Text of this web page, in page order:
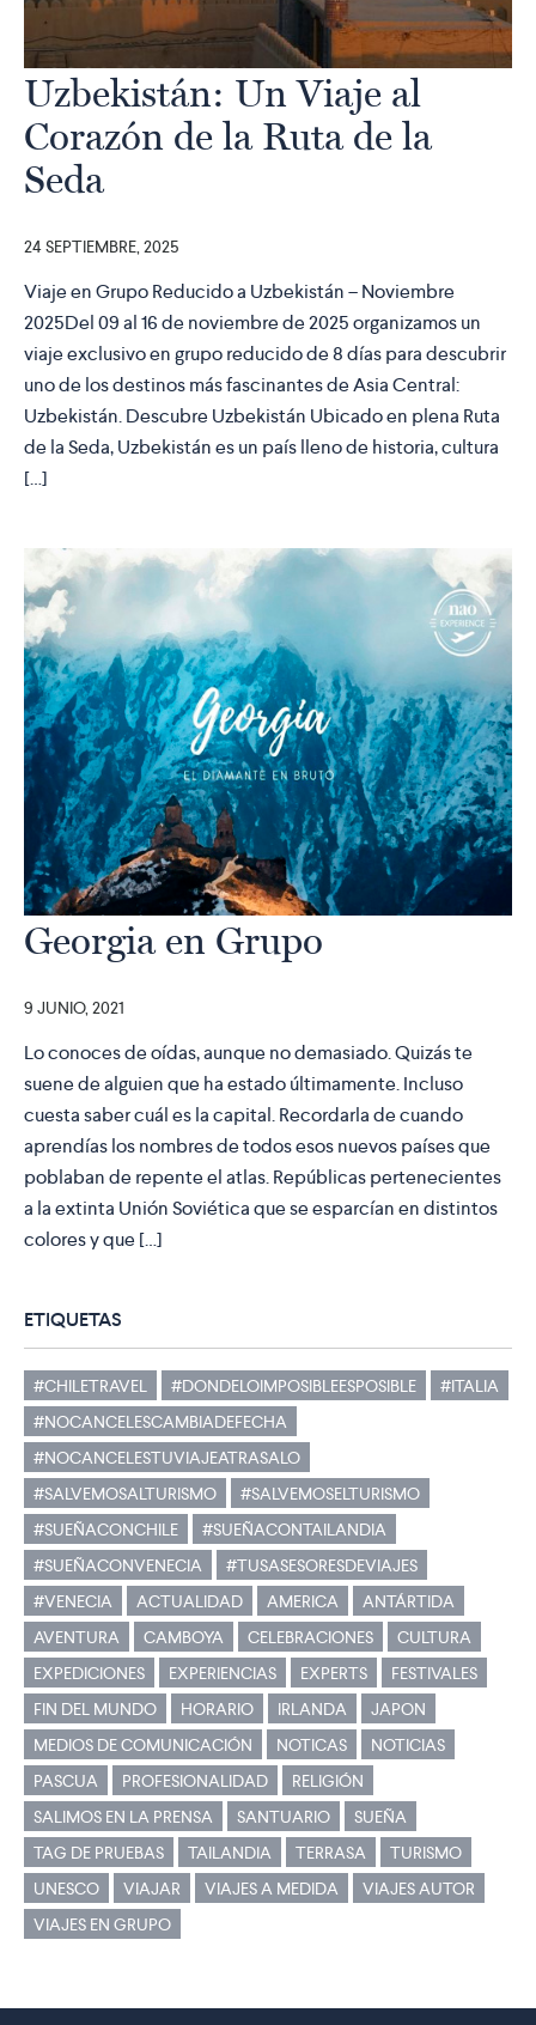
Uzbekistán: Un Viaje al
Corazón de la Ruta de la
Seda
24 SEPTIEMBRE, 2025
Viaje en Grupo Reducido a Uzbekistán – Noviembre
2025Del 09 al 16 de noviembre de 2025 organizamos un
viaje exclusivo en grupo reducido de 8 días para descubrir
uno de los destinos más fascinantes de Asia Central:
Uzbekistán. Descubre Uzbekistán Ubicado en plena Ruta
de la Seda, Uzbekistán es un país lleno de historia, cultura
[…]
Georgia en Grupo
9 JUNIO, 2021
Lo conoces de oídas, aunque no demasiado. Quizás te
suene de alguien que ha estado últimamente. Incluso
cuesta saber cuál es la capital. Recordarla de cuando
aprendías los nombres de todos esos nuevos países que
poblaban de repente el atlas. Repúblicas pertenecientes
a la extinta Unión Soviética que se esparcían en distintos
colores y que […]
ETIQUETAS
#CHILETRAVEL #DONDELOIMPOSIBLEESPOSIBLE
#ITALIA
#NOCANCELESCAMBIADEFECHA
#NOCANCELESTUVIAJEATRASALO
#SALVEMOSALTURISMO
#SALVEMOSELTURISMO
#SUEÑACONCHILE
#SUEÑACONTAILANDIA
#SUEÑACONVENECIA
#TUSASESORESDEVIAJES
#VENECIA
ACTUALIDAD AMERICA
ANTÁRTIDA
AVENTURA
CAMBOYA CELEBRACIONES
CULTURA
EXPEDICIONES
EXPERIENCIAS EXPERTS
FESTIVALES
FIN DEL MUNDO
HORARIO IRLANDA
JAPON
MEDIOS DE COMUNICACIÓN
NOTICAS
NOTICIAS
PASCUA
PROFESIONALIDAD
RELIGIÓN
SALIMOS EN LA PRENSA
SANTUARIO
SUEÑA
TAG DE PRUEBAS
TAILANDIA TERRASA
TURISMO
UNESCO
VIAJAR VIAJES A MEDIDA
VIAJES AUTOR
VIAJES EN GRUPO